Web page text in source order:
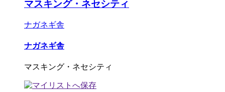
マスキング・ネセシティ
ナガネギ舎
ナガネギ舎
マスキング・ネセシティ